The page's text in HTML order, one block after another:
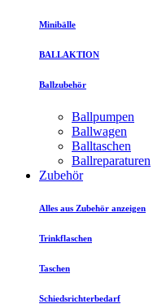
Minibälle
BALLAKTION
Ballzubehör
Ballpumpen
Ballwagen
Balltaschen
Ballreparaturen
Zubehör
Alles aus Zubehör anzeigen
Trinkflaschen
Taschen
Schiedsrichterbedarf